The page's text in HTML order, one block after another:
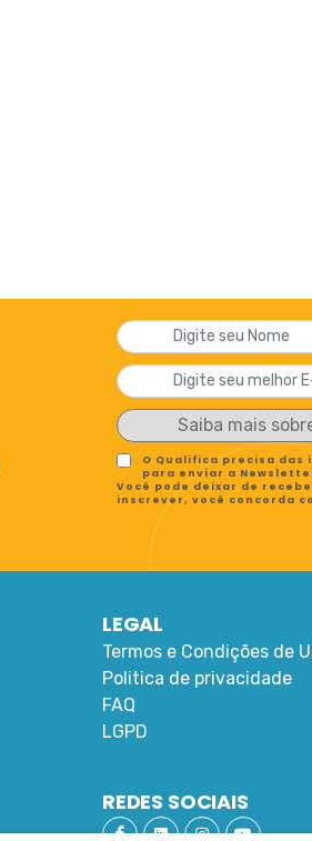
O Qualifica precisa das
para enviar a
Você pode deixar de
inscrever, você concorda
LEGAL
Termos e Condições de
Politica de privacidade
FAQ
LGPD
REDES SOCIAIS